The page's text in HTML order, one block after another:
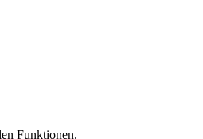
Funktionen.